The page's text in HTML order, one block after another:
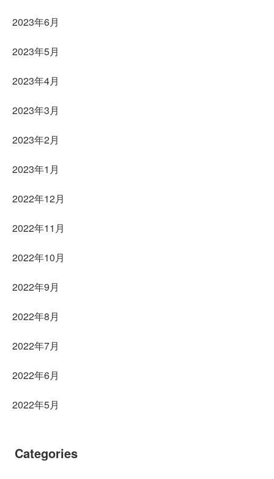
2023年6月
2023年5月
2023年4月
2023年3月
2023年2月
2023年1月
2022年12月
2022年11月
2022年10月
2022年9月
2022年8月
2022年7月
2022年6月
2022年5月
Categories